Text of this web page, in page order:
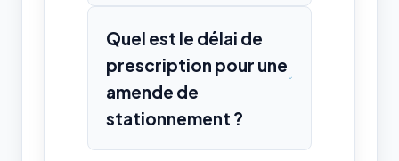
Quel est le délai de
prescription pour une
amende de
stationnement ?